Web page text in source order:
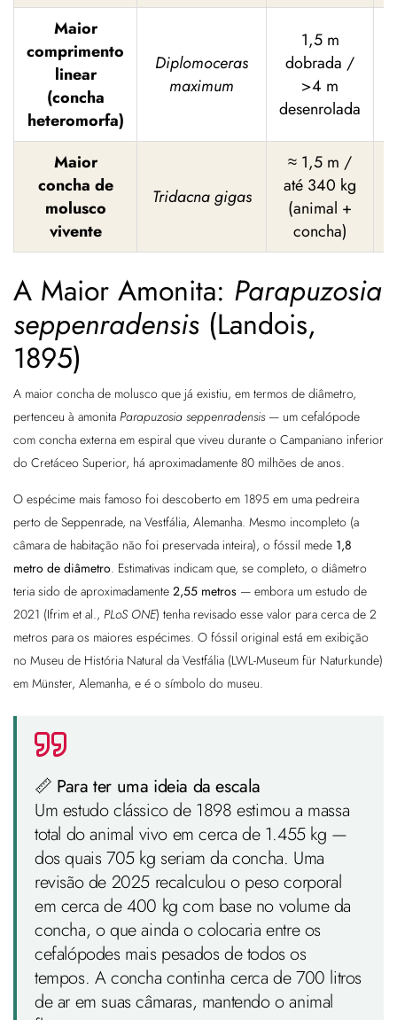
Maior
comprimento
linear
(concha
heteromorfa)
Diplomoceras
maximum
1,5 m
dobrada /
>4 m
desenrolada
Maior
concha de
molusco
vivente
Tridacna gigas
≈ 1,5 m /
até 340 kg
(animal +
concha)
A Maior Amonita: Parapuzosia
seppenradensis (Landois,
1895)
A maior concha de molusco que já existiu, em termos de diâmetro,
pertenceu à amonita Parapuzosia seppenradensis— um cefalópode
com concha externa em espiral que viveu durante o Campaniano inferior
do Cretáceo Superior, há aproximadamente 80 milhões de anos.
O espécime mais famoso foi descoberto em 1895 em uma pedreira
perto de Seppenrade, na Vestfália, Alemanha. Mesmo incompleto (a
câmara de habitação não foi preservada inteira), o fóssil mede 1,8
metro de diâmetro. Estimativas indicam que, se completo, o diâmetro
teria sido de aproximadamente 2,55 metros — embora um estudo de
2021 (Ifrim et al., PLoS ONE) tenha revisado esse valor para cerca de 2
metros para os maiores espécimes. O fóssil original está em exibição
no Museu de História Natural da Vestfália (LWL-Museum für Naturkunde)
em Münster, Alemanha, e é o símbolo do museu.
📏 Para ter uma ideia da escala
Um estudo clássico de 1898 estimou a massa
total do animal vivo em cerca de 1.455 kg —
dos quais 705 kg seriam da concha. Uma
revisão de 2025 recalculou o peso corporal
em cerca de 400 kg com base no volume da
concha, o que ainda o colocaria entre os
cefalópodes mais pesados de todos os
tempos. A concha continha cerca de 700 litros
de ar em suas câmaras, mantendo o animal